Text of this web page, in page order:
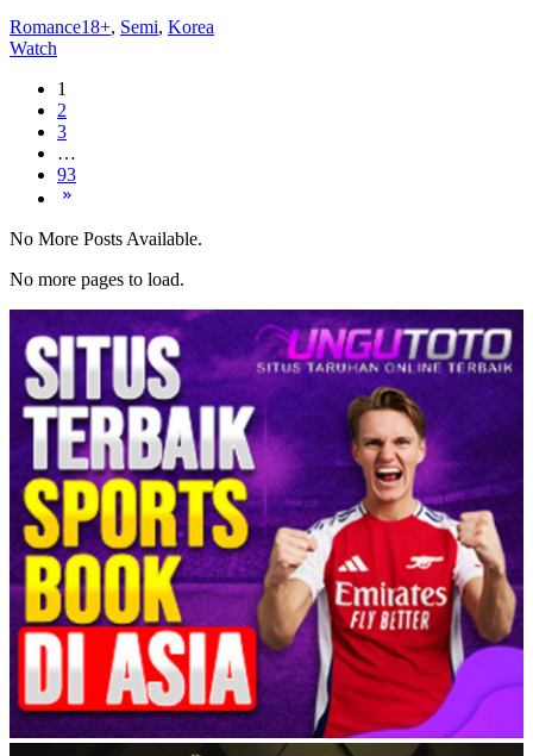
Romance18+, Semi, Korea
Watch
1
2
3
…
93
No More Posts Available.
No more pages to load.